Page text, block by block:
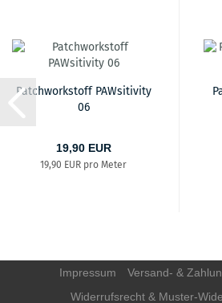
Patchworkstoff PAWsitivity
06
19,90 EUR
19,90 EUR pro Meter
Impressum
Versand- &
Widerrufsrecht & Muster-